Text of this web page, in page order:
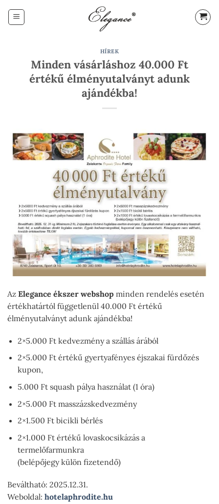
HÍREK
Minden vásárláshoz 40.000 Ft
értékű élményutalványt adunk
ajándékba!
Az Elegance ékszer webshop minden rendelés esetén
értékhatártól függetlenül 40.000 Ft értékű
élményutalványt adunk ajándékba!
2×5.000 Ft kedvezmény a szállás árából
2×5.000 Ft értékű gyertyafényes éjszakai fürdőzés
kupon,
5.000 Ft squash pálya használat (1 óra)
2×5.000 Ft masszázskedvezmény
2×1.500 Ft bicikli bérlés
2×1.000 Ft értékű lovaskocsikázás a
termelőfarmunkra
(belépőjegy külön fizetendő)
Beváltható: 2025.12.31.
Weboldal: hotelaphrodite.hu